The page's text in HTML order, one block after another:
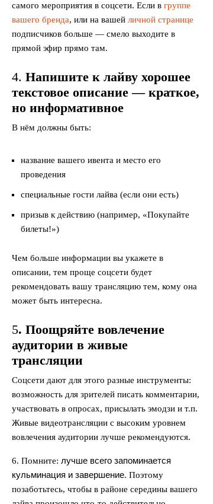
самого мероприятия в соцсети. Если в группе
вашего бренда, или на вашей личной странице
подписчиков больше — смело выходите в
прямой эфир прямо там.
4. Напишите к лайву хорошее
текстовое описание — краткое,
но информативное
В нём должны быть:
название вашего ивента и место его
проведения
специальные гости лайва (если они есть)
призыв к действию (например, «Покупайте
билеты!»)
Чем больше информации вы укажете в
описании, тем проще соцсети будет
рекомендовать вашу трансляцию тем, кому она
может быть интересна.
5. Поощряйте вовлечение
аудитории в живые
трансляции
Соцсети дают для этого разные инструменты:
возможность для зрителей писать комментарии,
участвовать в опросах, присылать эмодзи и т.п.
Живые видеотрансляции с высоким уровнем
вовлечения аудитории лучше рекомендуются.
6. Помните: лучше всего запоминается
кульминация и завершение. Поэтому
позаботьтесь, чтобы в районе середины вашего